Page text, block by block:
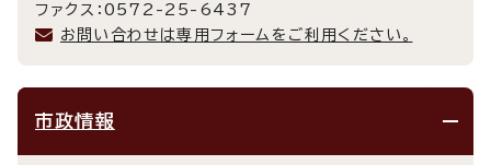
ファクス：0572-25-6437
お問い合わせは専用フォームをご利用ください。
市政情報